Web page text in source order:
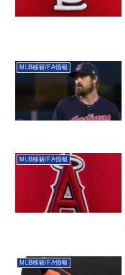
MLB移籍/FA情報
MLB移籍/FA情報
MLB移籍/FA情報